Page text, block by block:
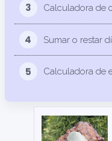
3 Calculadora de
4 Sumar o restar
5 Calculadora de